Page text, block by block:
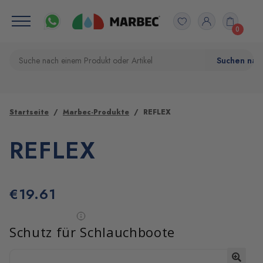
0
Startseite Marbec-Produkte REFLEX
REFLEX
€19.61
Schutz für Schlauchboote